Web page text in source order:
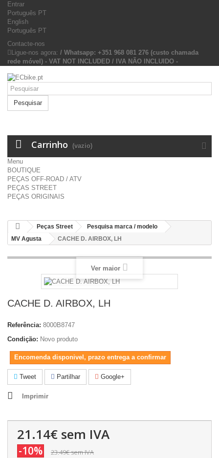
Entrar
Português PT
English
Português PT
Contacte-nos
Ligue-nos agora: / Whatsapp: +351 968 081 276 (custo chamada
rede móvel) - VAT NOT INCLUDED / IVA NÃO INCLUIDO -
Pesquisar
Carrinho (vazio)
Menu
BOUTIQUE
PEÇAS OFF-ROAD / ATV
PEÇAS STREET
PEÇAS ORIGINAIS
Peças Street
Pesquisa marca / modelo
MV Agusta
CACHE D. AIRBOX, LH
Ver maior
CACHE D. AIRBOX, LH
Referência: 8000B8747
Condição: Novo produto
Encomenda disponivel, prazo entrega a confirmar
Tweet Partilhar Google+
Imprimir
21.14€ sem IVA
-10% 23.49€sem IVA